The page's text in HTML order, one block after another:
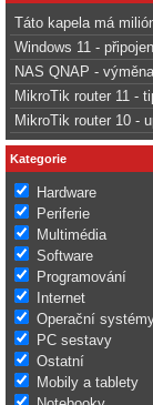
Táto kapela má
Windows 11 -
NAS QNAP -
MikroTik router 11 -
MikroTik router 10 -
Kategorie
Hardware
Periferie
Multimédia
Software
Programování
Internet
Operační
PC sestavy
Ostatní
Mobily a tablety